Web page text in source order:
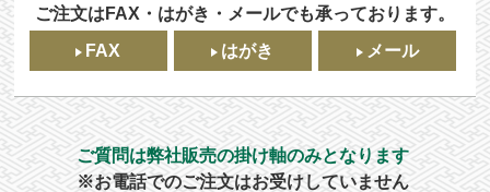
ご注文はFAX・はがき・メールでも承っております。
FAX
はがき メール
ご質問は弊社販売の掛け軸のみとなります
※お電話でのご注文はお受けしていません